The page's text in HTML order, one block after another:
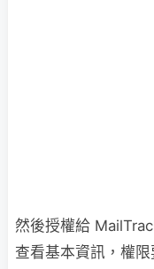
然後授權給
查看基本資訊，權